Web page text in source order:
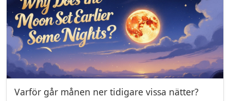
Varför går månen ner tidigare vissa nätter?